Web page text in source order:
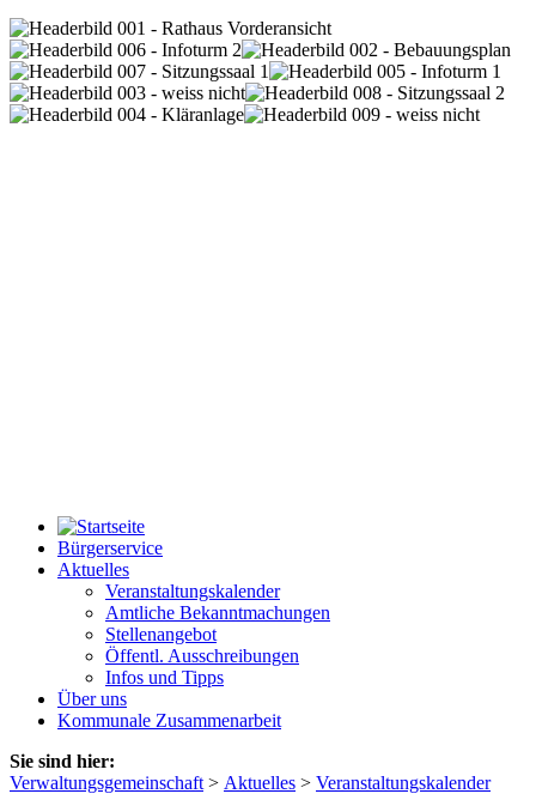
Bürgerservice
Aktuelles
Veranstaltungskalender
Amtliche Bekanntmachungen
Stellenangebot
Öffentl. Ausschreibungen
Infos und Tipps
Über uns
Kommunale Zusammenarbeit
Sie sind hier:
Verwaltungsgemeinschaft > Aktuelles > Veranstaltungskalender